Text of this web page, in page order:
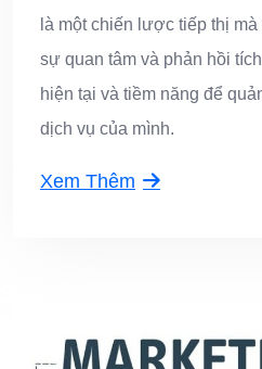
là một chiến lược tiếp thị
sự quan tâm và phản hồi
hiện tại và tiềm năng để
dịch vụ của mình.
Xem Thêm